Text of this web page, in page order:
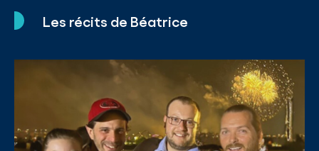
Les récits de Béatrice